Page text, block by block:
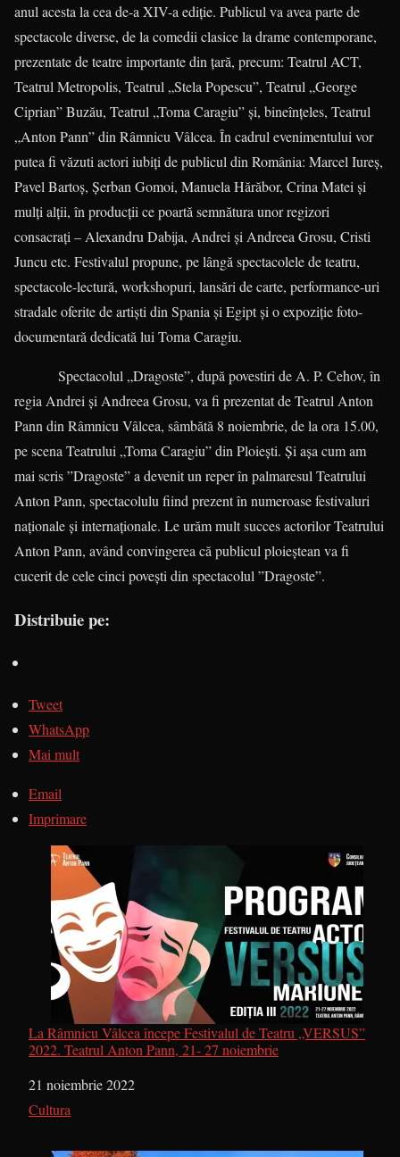
anul acesta la cea de-a XIV-a ediție. Publicul va avea parte de
spectacole diverse, de la comedii clasice la drame contemporane,
prezentate de teatre importante din țară, precum: Teatrul ACT,
Teatrul Metropolis, Teatrul „Stela Popescu”, Teatrul „George
Ciprian” Buzău, Teatrul „Toma Caragiu” și, bineînțeles, Teatrul
„Anton Pann” din Râmnicu Vâlcea. În cadrul evenimentului vor
putea fi văzuti actori iubiți de publicul din România: Marcel Iureș,
Pavel Bartoș, Șerban Gomoi, Manuela Hărăbor, Crina Matei și
mulți alții, în producții ce poartă semnătura unor regizori
consacrați – Alexandru Dabija, Andrei și Andreea Grosu, Cristi
Juncu etc. Festivalul propune, pe lângă spectacolele de teatru,
spectacole-lectură, workshopuri, lansări de carte, performance-uri
stradale oferite de artiști din Spania și Egipt și o expoziție foto-
documentară dedicată lui Toma Caragiu.
Spectacolul „Dragoste”, după povestiri de A. P. Cehov, în
regia Andrei și Andreea Grosu, va fi prezentat de Teatrul Anton
Pann din Râmnicu Vâlcea, sâmbătă 8 noiembrie, de la ora 15.00,
pe scena Teatrului „Toma Caragiu” din Ploiești. Și așa cum am
mai scris ”Dragoste” a devenit un reper în palmaresul Teatrului
Anton Pann, spectacolulu fiind prezent în numeroase festivaluri
naționale și internaționale. Le urăm mult succes actorilor Teatrului
Anton Pann, având convingerea că publicul ploieștean va fi
cucerit de cele cinci povești din spectacolul ”Dragoste”.
Distribuie pe:
Tweet
WhatsApp
Mai mult
Email
Imprimare
La Râmnicu Vâlcea începe Festivalul de Teatru „VERSUS”
2022. Teatrul Anton Pann, 21- 27 noiembrie
Dată
21 noiembrie 2022
În legătură cu
Cultura